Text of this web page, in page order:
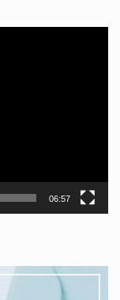
06:57